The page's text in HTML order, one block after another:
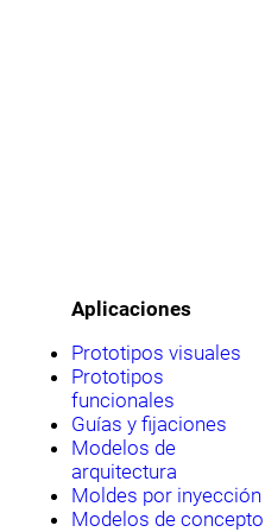
Aplicaciones
Prototipos visuales
Prototipos
funcionales
Guías y fijaciones
Modelos de
arquitectura
Moldes por inyección
Modelos de concepto